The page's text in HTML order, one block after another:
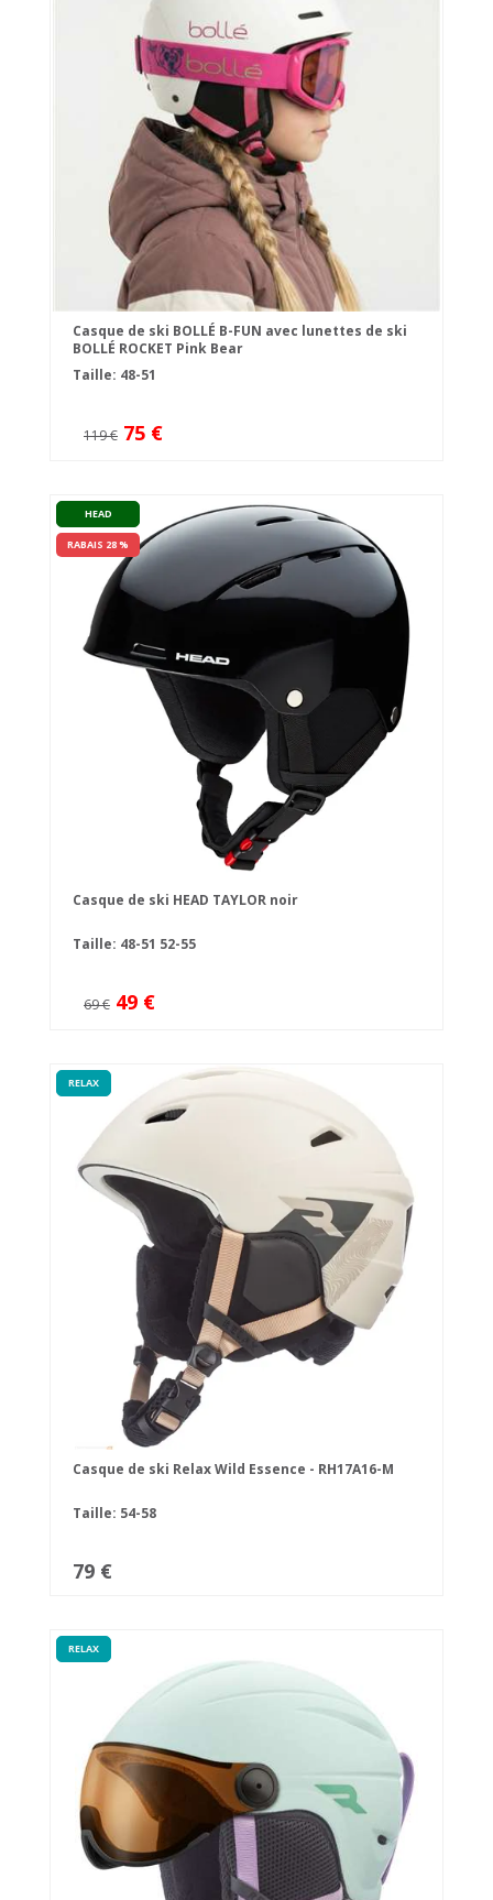
Casque de ski BOLLÉ B-FUN avec lunettes de ski
BOLLÉ ROCKET Pink Bear
Taille: 48-51
119 € 75 €
HEAD
RABAIS 28 %
Casque de ski HEAD TAYLOR noir
Taille: 48-51 52-55
69 € 49 €
RELAX
Casque de ski Relax Wild Essence - RH17A16-M
Taille: 54-58
79 €
RELAX